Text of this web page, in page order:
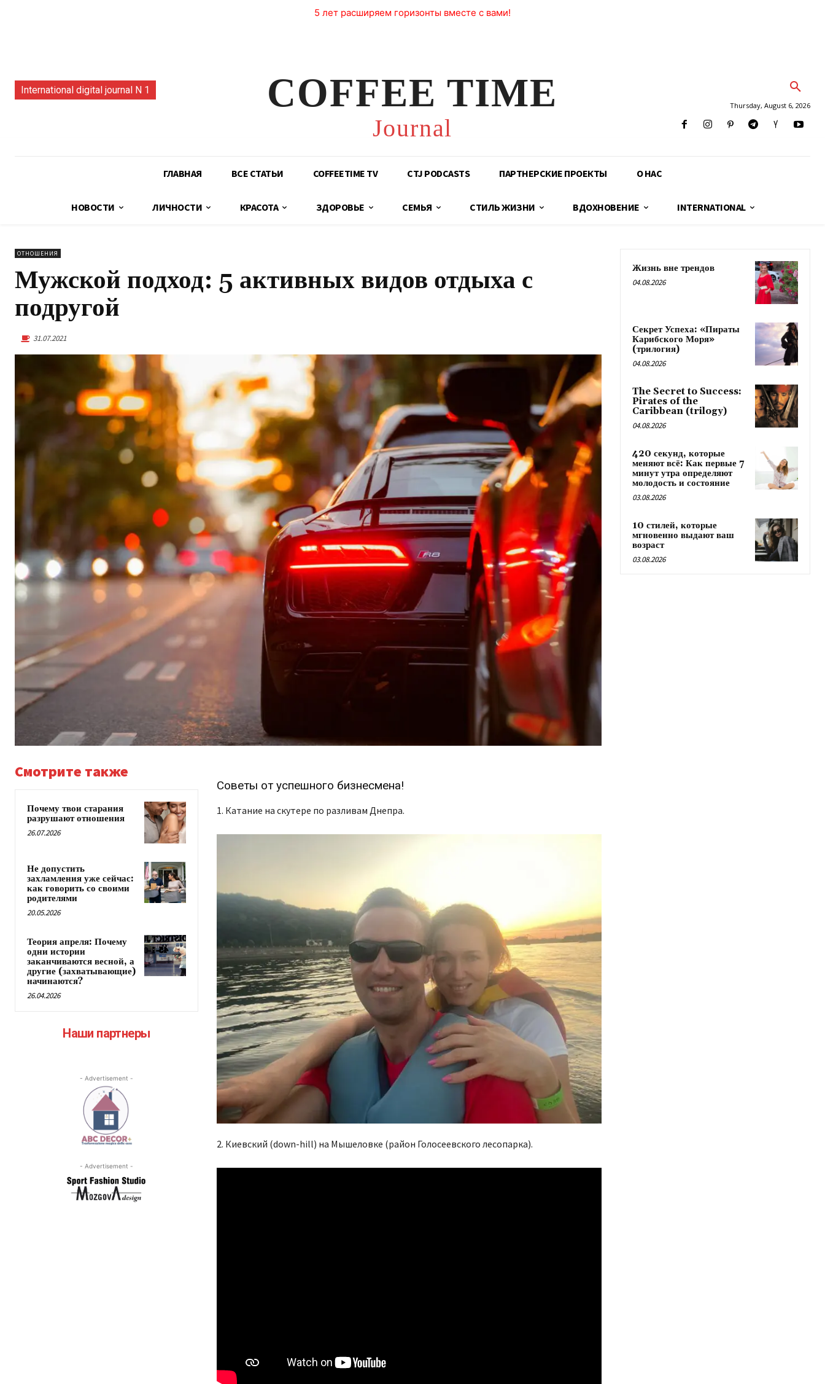
5 лет расширяем горизонты вместе с вами!
International digital journal N 1 COFFEE TIME
Journal
Thursday, August 6, 2026
ГЛАВНАЯ ВСЕ СТАТЬИ COFFEETIME TV CTJ PODCASTS ПАРТНЕРСКИЕ ПРОЕКТЫ О НАС
НОВОСТИ ЛИЧНОСТИ КРАСОТА ЗДОРОВЬЕ СЕМЬЯ СТИЛЬ ЖИЗНИ ВДОХНОВЕНИЕ INTERNATIONAL
ОТНОШЕНИЯ
Мужской подход: 5 активных видов отдыха с
подругой
31.07.2021
Смотрите также
Почему твои старания
разрушают отношения
26.07.2026
Не допустить
захламления уже сейчас:
как говорить со своими
родителями
20.05.2026
Теория апреля: Почему
одни истории
заканчиваются весной, а
другие (захватывающие)
начинаются?
26.04.2026
Наши партнеры
- Advertisement -
- Advertisement -
Советы от успешного бизнесмена!
1. Катание на скутере по разливам Днепра.
2. Киевский (down-hill) на Мышеловке (район Голосеевского лесопарка).
Жизнь вне трендов
04.08.2026
Секрет Успеха: «Пираты
Карибского Моря»
(трилогия)
04.08.2026
The Secret to Success:
Pirates of the
Caribbean (trilogy)
04.08.2026
420 секунд, которые
меняют всё: Как первые 7
минут утра определяют
молодость и состояние
03.08.2026
10 стилей, которые
мгновенно выдают ваш
возраст
03.08.2026